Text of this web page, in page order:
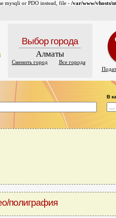
mysqli or PDO instead, file - /var/www/vhosts/
Выбор города
Алматы
Сменить город
Все города
В
полиграфия